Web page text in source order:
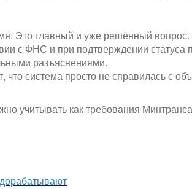
Это главный и уже решённый вопрос.
с ФНС и при подтверждении статуса
разъяснениями.
система просто не справилась с
учитывать как требования